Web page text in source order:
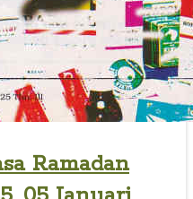
Ramadan